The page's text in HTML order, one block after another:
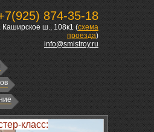
874-35-18
Каширское ш., 108к1 (схема
проезда)
info@smistroy.ru
класс: